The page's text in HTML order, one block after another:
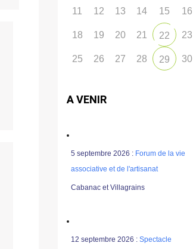
11 12 13 14 15 16
18 19 20 21 22 23
25 26 27 28 29 30
A VENIR
5 septembre 2026 : Forum de la vie
associative et de l'artisanat
Cabanac et Villagrains
12 septembre 2026 :Spectacle